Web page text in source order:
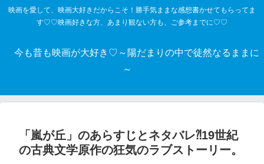
映画を愛して、映画大好きだからこそ！勝手気ままな感想書かせてもらってま
す♡♡映画好きな方、あまり観ない方も、ご参考までに♡♡
今も昔も映画が大好き♡～陽だまりの中で徒然なるままに
～
「嵐が丘」のあらすじとネタバレ⁈19世紀
の古典文学原作の狂気のラブストーリー。